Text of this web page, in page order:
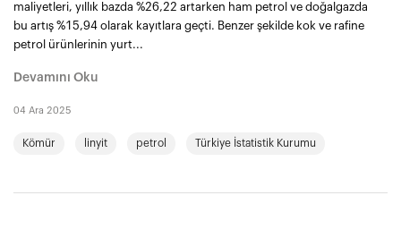
maliyetleri, yıllık bazda %26,22 artarken ham petrol ve doğalgazda
bu artış %15,94 olarak kayıtlara geçti. Benzer şekilde kok ve rafine
petrol ürünlerinin yurt...
Devamını Oku
04 Ara 2025
Kömür linyit petrol Türkiye İstatistik Kurumu